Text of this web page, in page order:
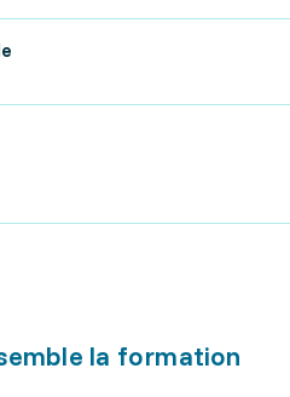
la formation